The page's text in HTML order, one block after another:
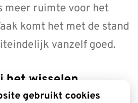
meer ruimte voor het
komt het met de stand
vanzelf goed.
het wisselen
gebruikt cookies